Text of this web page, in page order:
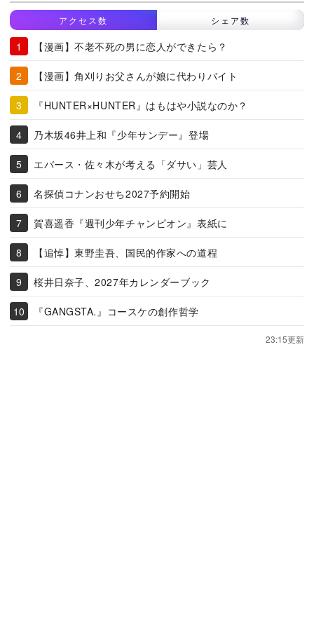
アクセス数 シェア数
【漫画】不老不死の男に恋人ができたら？
【漫画】角刈りお父さんが娘に代わりバイト
『HUNTER×HUNTER』はもはや小説なのか？
乃木坂46井上和『少年サンデー』登場
エバース・佐々木が考える「ダサい」芸人
名探偵コナンおせち2027予約開始
賀喜遥香『週刊少年チャンピオン』表紙に
【追悼】東野圭吾、国民的作家への道程
桜井日奈子、2027年カレンダーブック
『GANGSTA.』コースケの創作哲学
23:15更新